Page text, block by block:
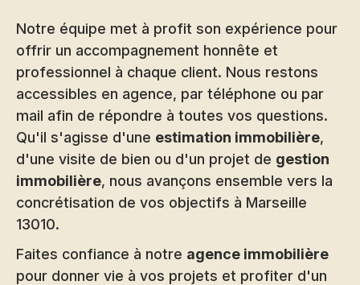
Notre équipe met à profit son expérience pour
offrir un accompagnement honnête et
professionnel à chaque client. Nous restons
accessibles en agence, par téléphone ou par
mail afin de répondre à toutes vos questions.
Qu'il s'agisse d'une estimation immobilière,
d'une visite de bien ou d'un projet de gestion
immobilière, nous avançons ensemble vers la
concrétisation de vos objectifs à Marseille
13010.
Faites confiance à notre agence immobilière
pour donner vie à vos projets et profiter d'un